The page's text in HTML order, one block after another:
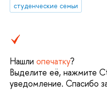
студенческие семьи
Нашли опечатку?
Выделите её, нажмите
уведомление. Спасибо